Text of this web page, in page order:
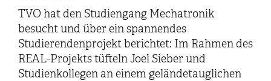
TVO hat den Studiengang Mechatronik
besucht und über ein spannendes
Studierendenprojekt berichtet: Im Rahmen des
REAL-Projekts tüfteln Joel Sieber und
Studienkollegen an einem geländetauglichen